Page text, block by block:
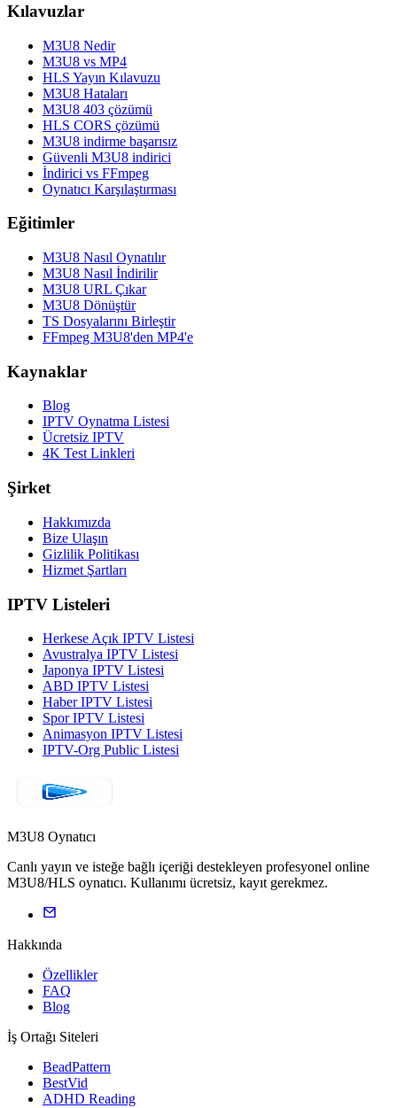
Kılavuzlar
M3U8 Nedir
M3U8 vs MP4
HLS Yayın Kılavuzu
M3U8 Hataları
M3U8 403 çözümü
HLS CORS çözümü
M3U8 indirme başarısız
Güvenli M3U8 indirici
İndirici vs FFmpeg
Oynatıcı Karşılaştırması
Eğitimler
M3U8 Nasıl Oynatılır
M3U8 Nasıl İndirilir
M3U8 URL Çıkar
M3U8 Dönüştür
TS Dosyalarını Birleştir
FFmpeg M3U8'den MP4'e
Kaynaklar
Blog
IPTV Oynatma Listesi
Ücretsiz IPTV
4K Test Linkleri
Şirket
Hakkımızda
Bize Ulaşın
Gizlilik Politikası
Hizmet Şartları
IPTV Listeleri
Herkese Açık IPTV Listesi
Avustralya IPTV Listesi
Japonya IPTV Listesi
ABD IPTV Listesi
Haber IPTV Listesi
Spor IPTV Listesi
Animasyon IPTV Listesi
IPTV-Org Public Listesi
M3U8 Oynatıcı
Canlı yayın ve isteğe bağlı içeriği destekleyen profesyonel online
M3U8/HLS oynatıcı. Kullanımı ücretsiz, kayıt gerekmez.
Hakkında
Özellikler
FAQ
Blog
İş Ortağı Siteleri
BeadPattern
BestVid
ADHD Reading